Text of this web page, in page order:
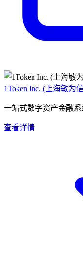
1Token Inc. (上海敏为
一站式数字资产金融
查看详情